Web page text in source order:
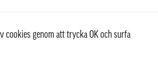
cookies genom att trycka OK och surfa